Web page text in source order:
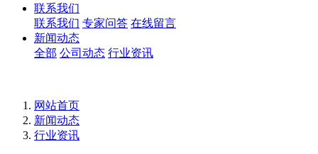
联系我们
联系我们 专家问答 在线留言
新闻动态
全部 公司动态 行业资讯
网站首页
新闻动态
行业资讯